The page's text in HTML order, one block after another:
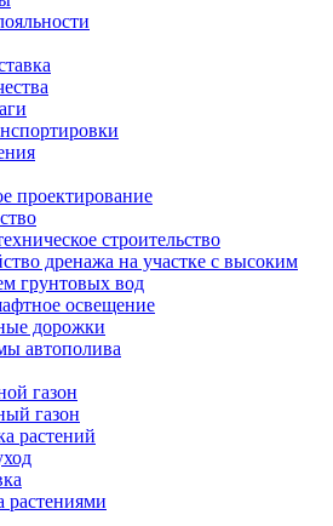
проектирование
строительство
дренажа на участке с высоким
грунтовых вод
освещение
дорожки
автополива
газон
газон
растений
растениями